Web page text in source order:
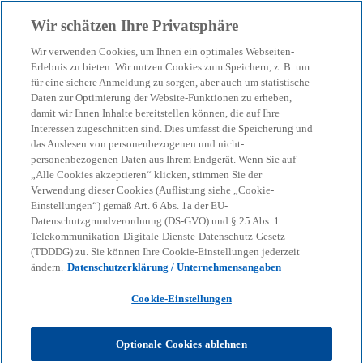
menu search
Stefan Seitz
Wir schätzen Ihre Privatsphäre
Wir verwenden Cookies, um Ihnen ein optimales Webseiten-
Erlebnis zu bieten. Wir nutzen Cookies zum Speichern, z. B. um
für eine sichere Anmeldung zu sorgen, aber auch um statistische
Daten zur Optimierung der Website-Funktionen zu erheben,
damit wir Ihnen Inhalte bereitstellen können, die auf Ihre
Interessen zugeschnitten sind. Dies umfasst die Speicherung und
das Auslesen von personenbezogenen und nicht-
personenbezogenen Daten aus Ihrem Endgerät. Wenn Sie auf
„Alle Cookies akzeptieren“ klicken, stimmen Sie der
Verwendung dieser Cookies (Auflistung siehe „Cookie-
Einstellungen“) gemäß Art. 6 Abs. 1a der EU-
Datenschutzgrundverordnung (DS-GVO) und § 25 Abs. 1
Telekommunikation-Digitale-Dienste-Datenschutz-Gesetz
(TDDDG) zu. Sie können Ihre Cookie-Einstellungen jederzeit
ändern. Datenschutzerklärung / Unternehmensangaben
Cookie-Einstellungen
Optionale Cookies ablehnen